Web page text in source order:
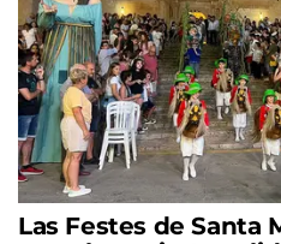
Las Festes de Santa